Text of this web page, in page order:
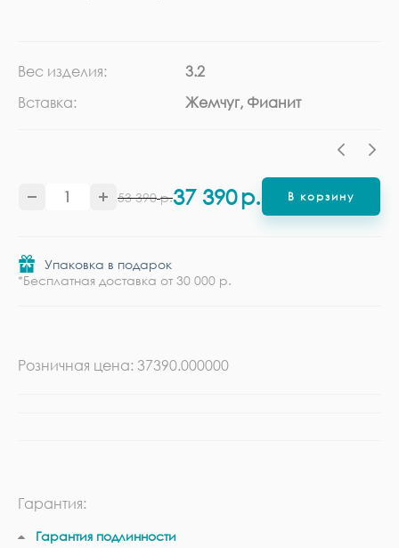
Вес изделия:
3.2
Вставка:
Жемчуг, Фианит
53 390 р.37 390р. В корзину
Упаковка в подарок
*Бесплатная доставка от 30 000 р.
Розничная цена: 37390.000000
Гарантия:
Гарантия подлинности